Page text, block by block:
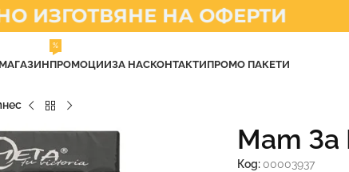
НА ОФЕРТИ
МАГАЗИНПРОМОЦИИ
%
ЗА НАСКОНТАКТИПРОМО ПАКЕТИ
Мат За
Код: 00003937